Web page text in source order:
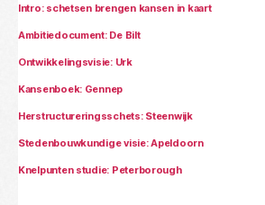
Intro: schetsen brengen kansen in kaart
Ambitiedocument: De Bilt
Ontwikkelingsvisie: Urk
Kansenboek: Gennep
Herstructureringsschets: Steenwijk
Stedenbouwkundige visie: Apeldoorn
Knelpunten studie: Peterborough